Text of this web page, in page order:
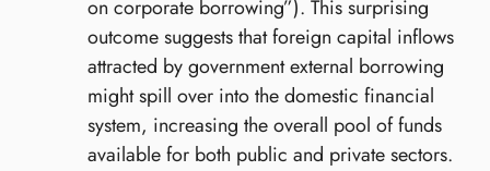
on corporate borrowing”). This surprising
outcome suggests that foreign capital inflows
attracted by government external borrowing
might spill over into the domestic financial
system, increasing the overall pool of funds
available for both public and private sectors.